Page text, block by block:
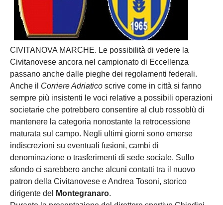
CIVITANOVA MARCHE. Le possibilità di vedere la
Civitanovese ancora nel campionato di Eccellenza
passano anche dalle pieghe dei regolamenti federali.
Anche il Corriere Adriatico scrive come in città si fanno
sempre più insistenti le voci relative a possibili operazioni
societarie che potrebbero consentire al club rossoblù di
mantenere la categoria nonostante la retrocessione
maturata sul campo. Negli ultimi giorni sono emerse
indiscrezioni su eventuali fusioni, cambi di
denominazione o trasferimenti di sede sociale. Sullo
sfondo ci sarebbero anche alcuni contatti tra il nuovo
patron della Civitanovese e Andrea Tosoni, storico
dirigente del
Montegranaro.